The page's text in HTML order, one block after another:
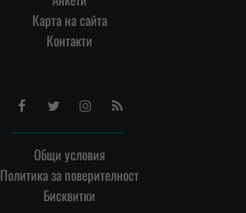
Карта на сайта
Контакти
FacebookTwitterInstagram
RSS
Общи условия
Политика за поверителност
Бисквитки